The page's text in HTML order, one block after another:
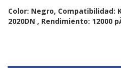
Color: Negro, Compatibilidad:
2020DN , Rendimiento: 12000